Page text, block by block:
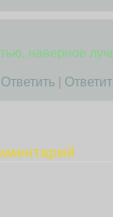
наверное
Ответить|